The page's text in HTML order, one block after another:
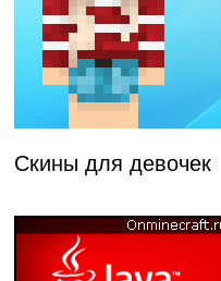
Скины для девочек